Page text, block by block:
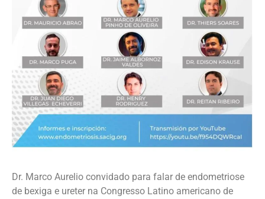
Dr. Marco Aurelio convidado para falar de endometriose
de bexiga e ureter na Congresso Latino americano de